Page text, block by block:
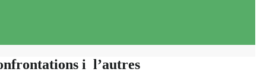
i l’autres